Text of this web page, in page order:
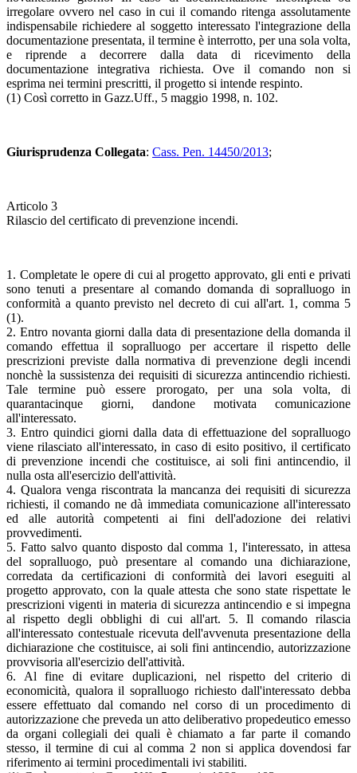
irregolare ovvero nel caso in cui il comando ritenga assolutamente
indispensabile richiedere al soggetto interessato l'integrazione della
documentazione presentata, il termine è interrotto, per una sola volta,
e riprende a decorrere dalla data di ricevimento della
documentazione integrativa richiesta. Ove il comando non si
esprima nei termini prescritti, il progetto si intende respinto.
(1) Così corretto in Gazz.Uff., 5 maggio 1998, n. 102.
Giurisprudenza Collegata: Cass. Pen. 14450/2013;
Articolo 3
Rilascio del certificato di prevenzione incendi.
1. Completate le opere di cui al progetto approvato, gli enti e privati
sono tenuti a presentare al comando domanda di sopralluogo in
conformità a quanto previsto nel decreto di cui all'art. 1, comma 5
(1).
2. Entro novanta giorni dalla data di presentazione della domanda il
comando effettua il sopralluogo per accertare il rispetto delle
prescrizioni previste dalla normativa di prevenzione degli incendi
nonchè la sussistenza dei requisiti di sicurezza antincendio richiesti.
Tale termine può essere prorogato, per una sola volta, di
quarantacinque giorni, dandone motivata comunicazione
all'interessato.
3. Entro quindici giorni dalla data di effettuazione del sopralluogo
viene rilasciato all'interessato, in caso di esito positivo, il certificato
di prevenzione incendi che costituisce, ai soli fini antincendio, il
nulla osta all'esercizio dell'attività.
4. Qualora venga riscontrata la mancanza dei requisiti di sicurezza
richiesti, il comando ne dà immediata comunicazione all'interessato
ed alle autorità competenti ai fini dell'adozione dei relativi
provvedimenti.
5. Fatto salvo quanto disposto dal comma 1, l'interessato, in attesa
del sopralluogo, può presentare al comando una dichiarazione,
corredata da certificazioni di conformità dei lavori eseguiti al
progetto approvato, con la quale attesta che sono state rispettate le
prescrizioni vigenti in materia di sicurezza antincendio e si impegna
al rispetto degli obblighi di cui all'art. 5. Il comando rilascia
all'interessato contestuale ricevuta dell'avvenuta presentazione della
dichiarazione che costituisce, ai soli fini antincendio, autorizzazione
provvisoria all'esercizio dell'attività.
6. Al fine di evitare duplicazioni, nel rispetto del criterio di
economicità, qualora il sopralluogo richiesto dall'interessato debba
essere effettuato dal comando nel corso di un procedimento di
autorizzazione che preveda un atto deliberativo propedeutico emesso
da organi collegiali dei quali è chiamato a far parte il comando
stesso, il termine di cui al comma 2 non si applica dovendosi far
riferimento ai termini procedimentali ivi stabiliti.